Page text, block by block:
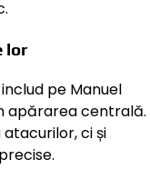
lor
pe Manuel
apărarea centrală.
ci și